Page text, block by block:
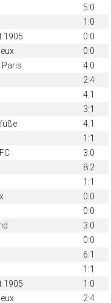
5:0
1:0
1905
0:0
0:0
Paris
4:0
2:4
4:1
3:1
4:1
1:1
3:0
8:2
1:1
0:0
0:0
3:0
0:0
6:1
1:1
1905
1:0
2:4